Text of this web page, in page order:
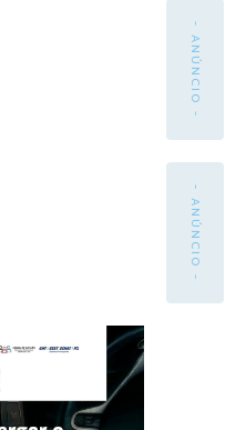
- ANÚNCIO -
- ANÚNCIO -